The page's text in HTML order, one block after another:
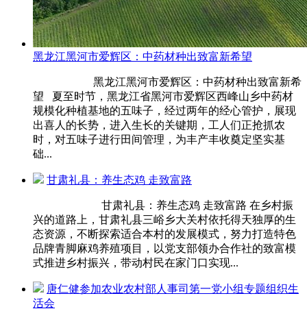
黑龙江黑河市爱辉区：中药材种出致富新希望
黑龙江黑河市爱辉区：中药材种出致富新希
望 夏至时节，黑龙江省黑河市爱辉区西峰山乡中药材
规模化种植基地的五味子，经过两年的经心管护，展现
出喜人的长势，进入生长的关键期，工人们正抢抓农
时，对五味子进行田间管理，为丰产丰收奠定坚实基
础...
甘肃礼县：养生态鸡 走致富路
甘肃礼县：养生态鸡 走致富路 在乡村振
兴的道路上，甘肃礼县三峪乡大关村依托得天独厚的生
态资源，不断探索适合本村的发展模式，努力打造特色
品牌青脚麻鸡养殖项目，以党支部领办合作社的致富模
式推进乡村振兴，带动村民在家门口实现...
唐仁健参加农业农村部人事司第一党小组专题组织生
活会